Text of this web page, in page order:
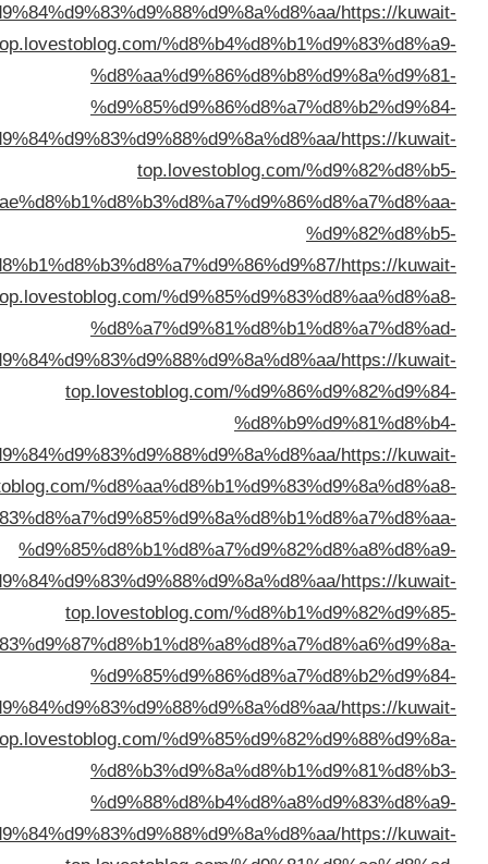
top.lovestoblog.com/
top.lovestoblog.com/
top.lovestoblog.com/
top.lovestoblog.com/
top.lovestoblog.com/
top.lovestoblog.com/